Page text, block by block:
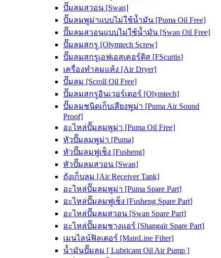
ปั๊มลมสวอน [Swan]
ปั๊มลมพูม่าแบบไม่ใช้น้ำมัน [Puma Oil Free]
ปั๊มลมสวอนแบบไม่ใช้น้ำมัน [Swan Oil Free]
ปั๊มลมสกรู [Olymtech Screw]
ปั๊มลมสกรูเอฟเอสเคอร์ติส [FScurtis]
เครื่องทำลมแห้ง [Air Dryer]
ปั๊มลม [Scroll Oil Free]
ปั๊มลมสกรูอินเวอร์เตอร์ [Olymtech]
ปั๊มลมชนิดเก็บเสียงพูม่า [Puma Air Sound
Proof]
อะไหล่ปั๊มลมพูม่า [Puma Oil Free]
หัวปั๊มลมพูม่า [Puma]
หัวปั๊มลมฟูเช็ง [Fusheng]
หัวปั๊มลมสวอน [Swan]
ถังเก็บลม [Air Receiver Tank]
อะไหล่ปั๊มลมพูม่า [Puma Spare Part]
อะไหล่ปั๊มลมฟูเช็ง [Fusheng Spare Part]
อะไหล่ปั๊มลมสวอน [Swan Spare Part]
อะไหล่ปั๊มลมชางแอร์ [Shangair Spare Part]
เมนไลน์ฟิลเตอร์ [MainLine Filter]
น้ำมันปั๊มลม [ Lubricant Oil Air Pump ]